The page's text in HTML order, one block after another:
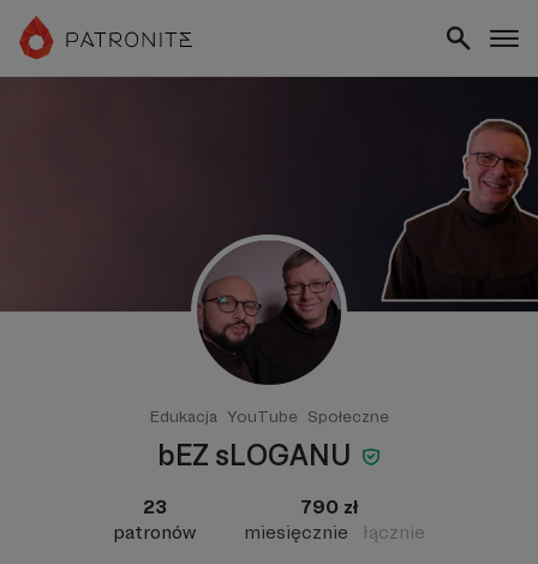
Edukacja YouTube Społeczne
bEZ sLOGANU
23
patronów
790 zł
miesięcznie
łącznie